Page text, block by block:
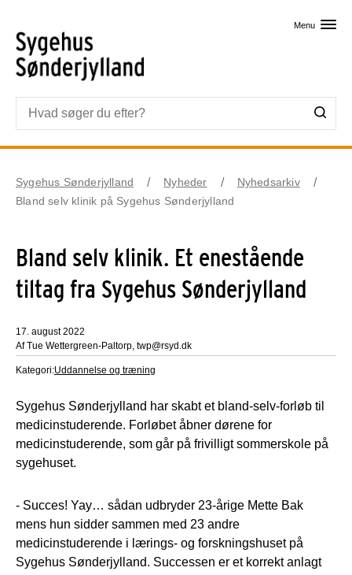
Menu
Sygehus Sønderjylland Nyheder
Nyhedsarkiv
Bland selv klinik på Sygehus Sønderjylland
Bland selv klinik. Et enestående
tiltag fra Sygehus Sønderjylland
17. august 2022
Af Tue Wettergreen-Paltorp, twp@rsyd.dk
Kategori:Uddannelse og træning
Sygehus Sønderjylland har skabt et bland-selv-forløb til
medicinstuderende. Forløbet åbner dørene for
medicinstuderende, som går på frivilligt sommerskole på
sygehuset.
- Succes! Yay… sådan udbryder 23-årige Mette Bak
mens hun sidder sammen med 23 andre
medicinstuderende i lærings- og forskningshuset på
Sygehus Sønderjylland. Successen er et korrekt anlagt